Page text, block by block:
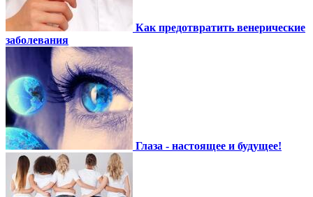
Как предотвратить венерические
заболевания
Глаза - настоящее и будущее!